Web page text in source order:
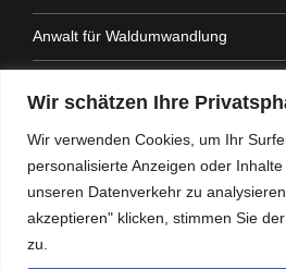
Wir schätzen Ihre
Wir verwenden Cookies, um Ihr
personalisierte Anzeigen oder
unseren Datenverkehr zu
akzeptieren" klicken, stimmen Sie
zu.
Anwalt für Waldumwandlung
Anwalt Amtshaftung